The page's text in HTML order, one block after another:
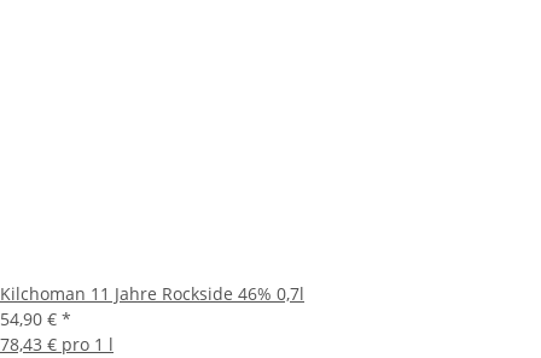
Kilchoman 11 Jahre Rockside 46% 0,7l
54,90 € *
78,43 € pro 1 l